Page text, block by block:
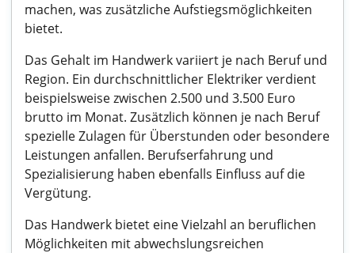
machen, was zusätzliche Aufstiegsmöglichkeiten
bietet.
Das Gehalt im Handwerk variiert je nach Beruf und
Region. Ein durchschnittlicher Elektriker verdient
beispielsweise zwischen 2.500 und 3.500 Euro
brutto im Monat. Zusätzlich können je nach Beruf
spezielle Zulagen für Überstunden oder besondere
Leistungen anfallen. Berufserfahrung und
Spezialisierung haben ebenfalls Einfluss auf die
Vergütung.
Das Handwerk bietet eine Vielzahl an beruflichen
Möglichkeiten mit abwechslungsreichen